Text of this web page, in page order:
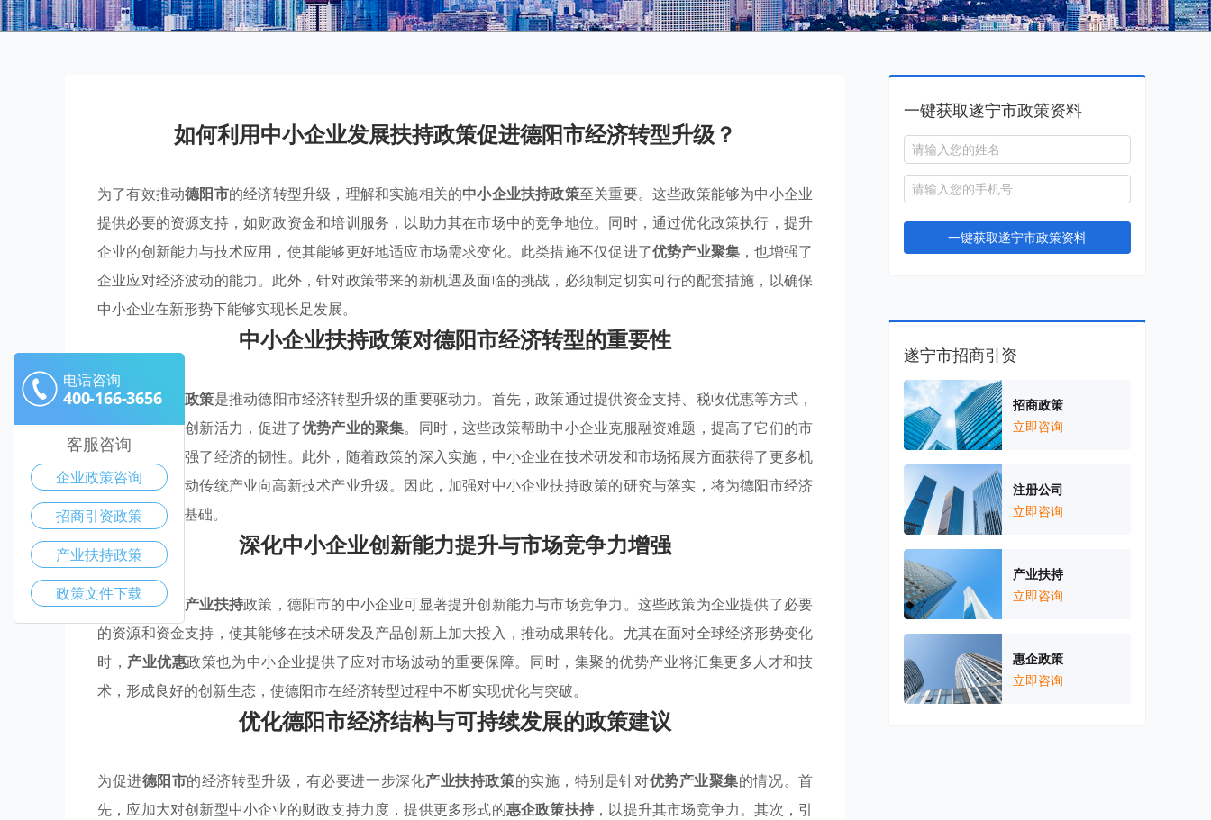
如何利用中小企业发展扶持政策促进德阳市经济转型升级？
为了有效推动德阳市的经济转型升级，理解和实施相关的中小企业扶持政策至关重要。这些政策能够为中小企业
提供必要的资源支持，如财政资金和培训服务，以助力其在市场中的竞争地位。同时，通过优化政策执行，提升
企业的创新能力与技术应用，使其能够更好地适应市场需求变化。此类措施不仅促进了优势产业聚集 ，也增强了
企业应对经济波动的能力。此外，针对政策带来的新机遇及面临的挑战，必须制定切实可行的配套措施，以确保
中小企业在新形势下能够实现长足发展。
中小企业扶持政策对德阳市经济转型的重要性
中小企业扶持政策是推动德阳市经济转型升级的重要驱动力。首先，政策通过提供资金支持、税收优惠等方式，
激发了企业的创新活力，促进了优势产业的聚集。同时，这些政策帮助中小企业克服融资难题，提高了它们的市
场竞争力，增强了经济的韧性。此外，随着政策的深入实施，中小企业在技术研发和市场拓展方面获得了更多机
会，有助于推动传统产业向高新技术产业升级。因此，加强对中小企业扶持政策的研究与落实，将为德阳市经济
转型提供坚实基础。
深化中小企业创新能力提升与市场竞争力增强
通过合理实施 产业扶持政策，德阳市的中小企业可显著提升创新能力与市场竞争力。这些政策为企业提供了必要
的资源和资金支持，使其能够在技术研发及产品创新上加大投入，推动成果转化。尤其在面对全球经济形势变化
时， 产业优惠政策也为中小企业提供了应对市场波动的重要保障。同时，集聚的优势产业将汇集更多人才和技
术，形成良好的创新生态，使德阳市在经济转型过程中不断实现优化与突破。
优化德阳市经济结构与可持续发展的政策建议
为促进德阳市的经济转型升级，有必要进一步深化产业扶持政策的实施，特别是针对优势产业聚集的情况。首
先，应加大对创新型中小企业的财政支持力度，提供更多形式的惠企政策扶持 ，以提升其市场竞争力。其次，引
一键获取遂宁市政策资料
一键获取遂宁市政策资料
遂宁市招商引资
招商政策
立即咨询
注册公司
立即咨询
产业扶持
立即咨询
惠企政策
立即咨询
电话咨询
400-166-3656
客服咨询
企业政策咨询
招商引资政策
产业扶持政策
政策文件下载